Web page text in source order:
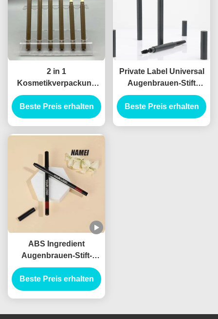
2 in 1
Kosmetikverpackung
Leere Brustrohrbehälter
Leere Eyeliner-
Rohrbehälter
Beste Preis erhalten
Private Label Universal
Augenbrauen-Stift
Tragbares
Augenbrauen-Makeup-
Stift-Rohr Doppel-Ende
Beste Preis erhalten
ABS Ingredient
Augenbrauen-Stift-
Bürste-Applikator für
professionelle
Ergebnisse
Beste Preis erhalten